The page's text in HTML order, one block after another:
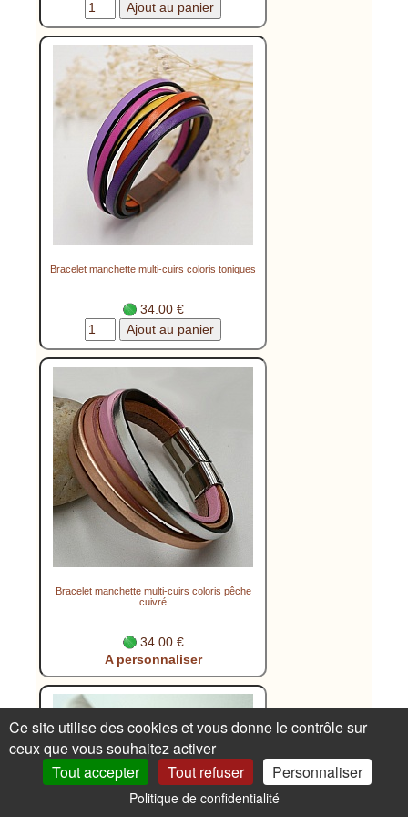
Bracelet manchette multi-cuirs coloris toniques
34.00 €
Bracelet manchette multi-cuirs coloris pêche
cuivré
34.00 €
A personnaliser
Ce site utilise des cookies et vous donne le contrôle sur
ceux que vous souhaitez activer
Tout accepter
Tout refuser Personnaliser
Politique de confidentialité